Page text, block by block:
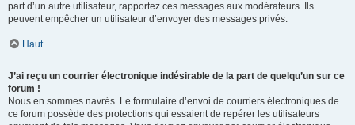
part d’un autre utilisateur, rapportez ces messages aux modérateurs. Ils
peuvent empêcher un utilisateur d’envoyer des messages privés.
Haut
J’ai reçu un courrier électronique indésirable de la part de quelqu’un sur ce
forum !
Nous en sommes navrés. Le formulaire d’envoi de courriers électroniques de
ce forum possède des protections qui essaient de repérer les utilisateurs